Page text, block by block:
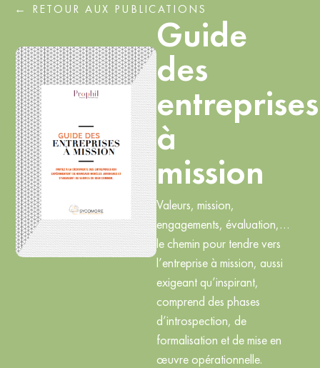
← RETOUR AUX PUBLICATIONS
Guide
des
entreprises
à
mission
Valeurs, mission,
engagements, évaluation,…
le chemin pour tendre vers
l’entreprise à mission, aussi
exigeant qu’inspirant,
comprend des phases
d’introspection, de
formalisation et de mise en
œuvre opérationnelle.